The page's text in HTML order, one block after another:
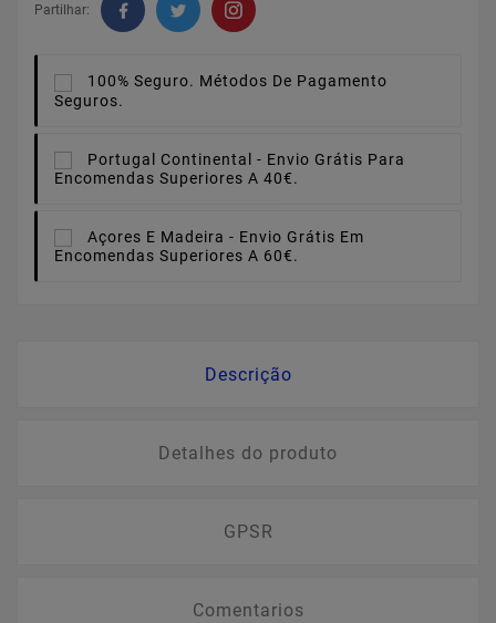
Partilhar:
100% Seguro. Métodos De Pagamento
Seguros.
Portugal Continental - Envio Grátis Para
Encomendas Superiores A 40€.
Açores E Madeira - Envio Grátis Em
Encomendas Superiores A 60€.
Descrição
Detalhes do produto
GPSR
Comentarios